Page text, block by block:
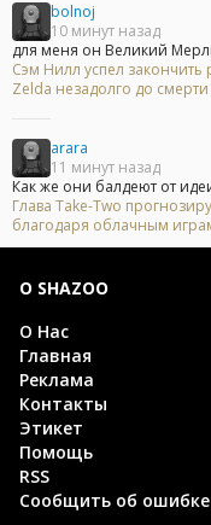
bolnoj
10 минут назад
для меня он Великий
Сэм Нилл успел закончить
Zelda незадолго до смерти
arara
11 минут назад
Как же они балдеют от
Глава Take-Two
благодаря облачным
О SHAZOO
О Нас
Главная
Реклама
Контакты
Этикет
Помощь
RSS
Сообщить об ошибке